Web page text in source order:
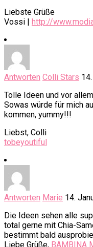
Liebste Grüße
Vossi |
http://
Antworten Colli Stars
Tolle Ideen und vor
Sowas würde für mich
kommen, yummy!!!
Liebst, Colli
tobeyoutiful
Antworten Marie 14.
Die Ideen sehen alle
total gerne mit Chia-
bestimmt bald
Liebe Grüße, BAMBINA